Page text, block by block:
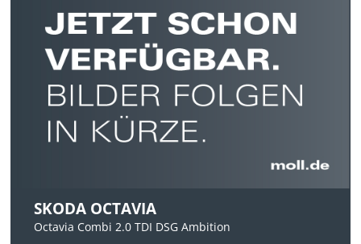
SKODA OCTAVIA
Octavia Combi 2.0 TDI DSG Ambition